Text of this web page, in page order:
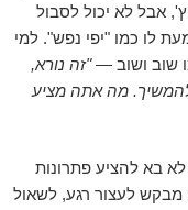
אבל לא יכול לסבול
לו כמו "יפי נפש". למי
שוב ושוב —"זה נורא,
מה אתה מציע
בא להציע פתרונות
לעצור רגע, לשאול